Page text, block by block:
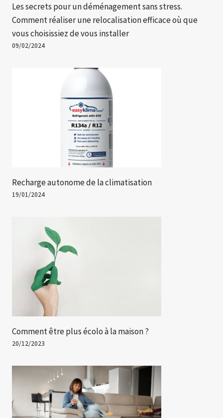
Les secrets pour un déménagement sans stress.
Comment réaliser une relocalisation efficace où que
vous choisissiez de vous installer
09/02/2024
Recharge autonome de la climatisation
19/01/2024
Comment être plus écolo à la maison ?
20/12/2023